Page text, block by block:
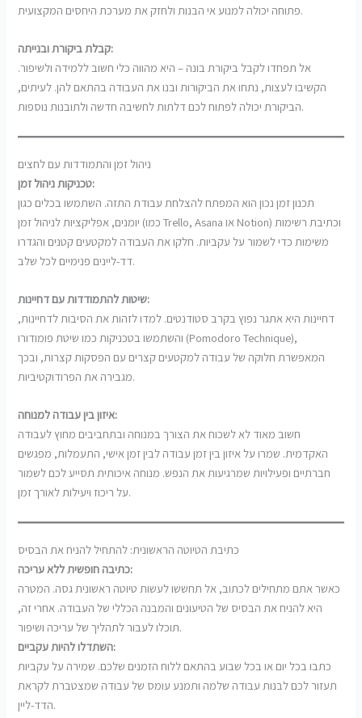
פתוחה יכולה למנוע אי הבנות ולחזק את מערכת היחסים המקצועית.
קבלת ביקורת ובנייתה:
אל תפחדו לקבל ביקורת בונה – היא מהווה כלי חשוב ללמידה ולשיפור.
הקשיבו לעצות, נתחו את הביקורות ובנו את העבודה בהתאם להן. לעיתים,
הביקורת יכולה לפתוח לכם דלתות לחשיבה חדשה ולתובנות נוספות.
ניהול זמן והתמודדות עם לחצים
טכניקות ניהול זמן:
תכנון זמן נכון הוא המפתח להצלחת עבודת התזה. השתמשו בכלים כגון
יומנים, אפליקציות לניהול זמן (כמו Trello, Asana או Notion) וכתיבת רשימות
משימות כדי לשמור על עקביות. חלקו את העבודה למקטעים קטנים והגדרו
דד-ליינים פנימיים לכל שלב.
שיטות להתמודדות עם דחיינות:
דחיינות היא אתגר נפוץ בקרב סטודנטים. למדו לזהות את הסיבות לדחיינות,
והשתמשו בטכניקות כמו שיטת פומודורו (Pomodoro Technique),
המאפשרת חלוקה של עבודה למקטעים קצרים עם הפסקות קצרות, ובכך
מגבירה את הפרודוקטיביות.
איזון בין עבודה למנוחה:
חשוב מאוד לא לשכוח את הצורך במנוחה ובתחביבים מחוץ לעבודה
האקדמית. שמרו על איזון בין זמן עבודה לבין זמן אישי, התעמלות, מפגשים
חברתיים ופעילויות שמרגיעות את הנפש. מנוחה איכותית תסייע לכם לשמור
על ריכוז ויעילות לאורך זמן.
כתיבת הטיוטה הראשונית: להתחיל להניח את הבסיס
כתיבה חופשית ללא עריכה:
כאשר אתם מתחילים לכתוב, אל תחששו לעשות טיוטה ראשונית גסה. המטרה
היא להניח את הבסיס של הטיעונים והמבנה הכללי של העבודה. אחרי זה,
תוכלו לעבור לתהליך של עריכה ושיפור.
השתדלו להיות עקביים:
כתבו בכל יום או בכל שבוע בהתאם ללוח הזמנים שלכם. שמירה על עקביות
תעזור לכם לבנות עבודה שלמה ותמנע עומס של עבודה שמצטברת לקראת
הדד-ליין.